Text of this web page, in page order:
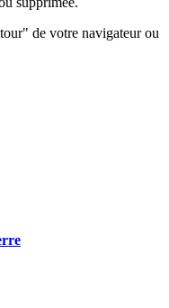
de votre navigateur ou